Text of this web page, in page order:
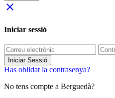
close
Iniciar sessió
Iniciar Sessió
Has oblidat la contrasenya?
No tens compte a Berguedà?